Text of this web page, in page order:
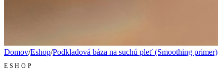
Domov/Eshop/Podkladová báza na suchú pleť (Smoothing primer)
ESHOP